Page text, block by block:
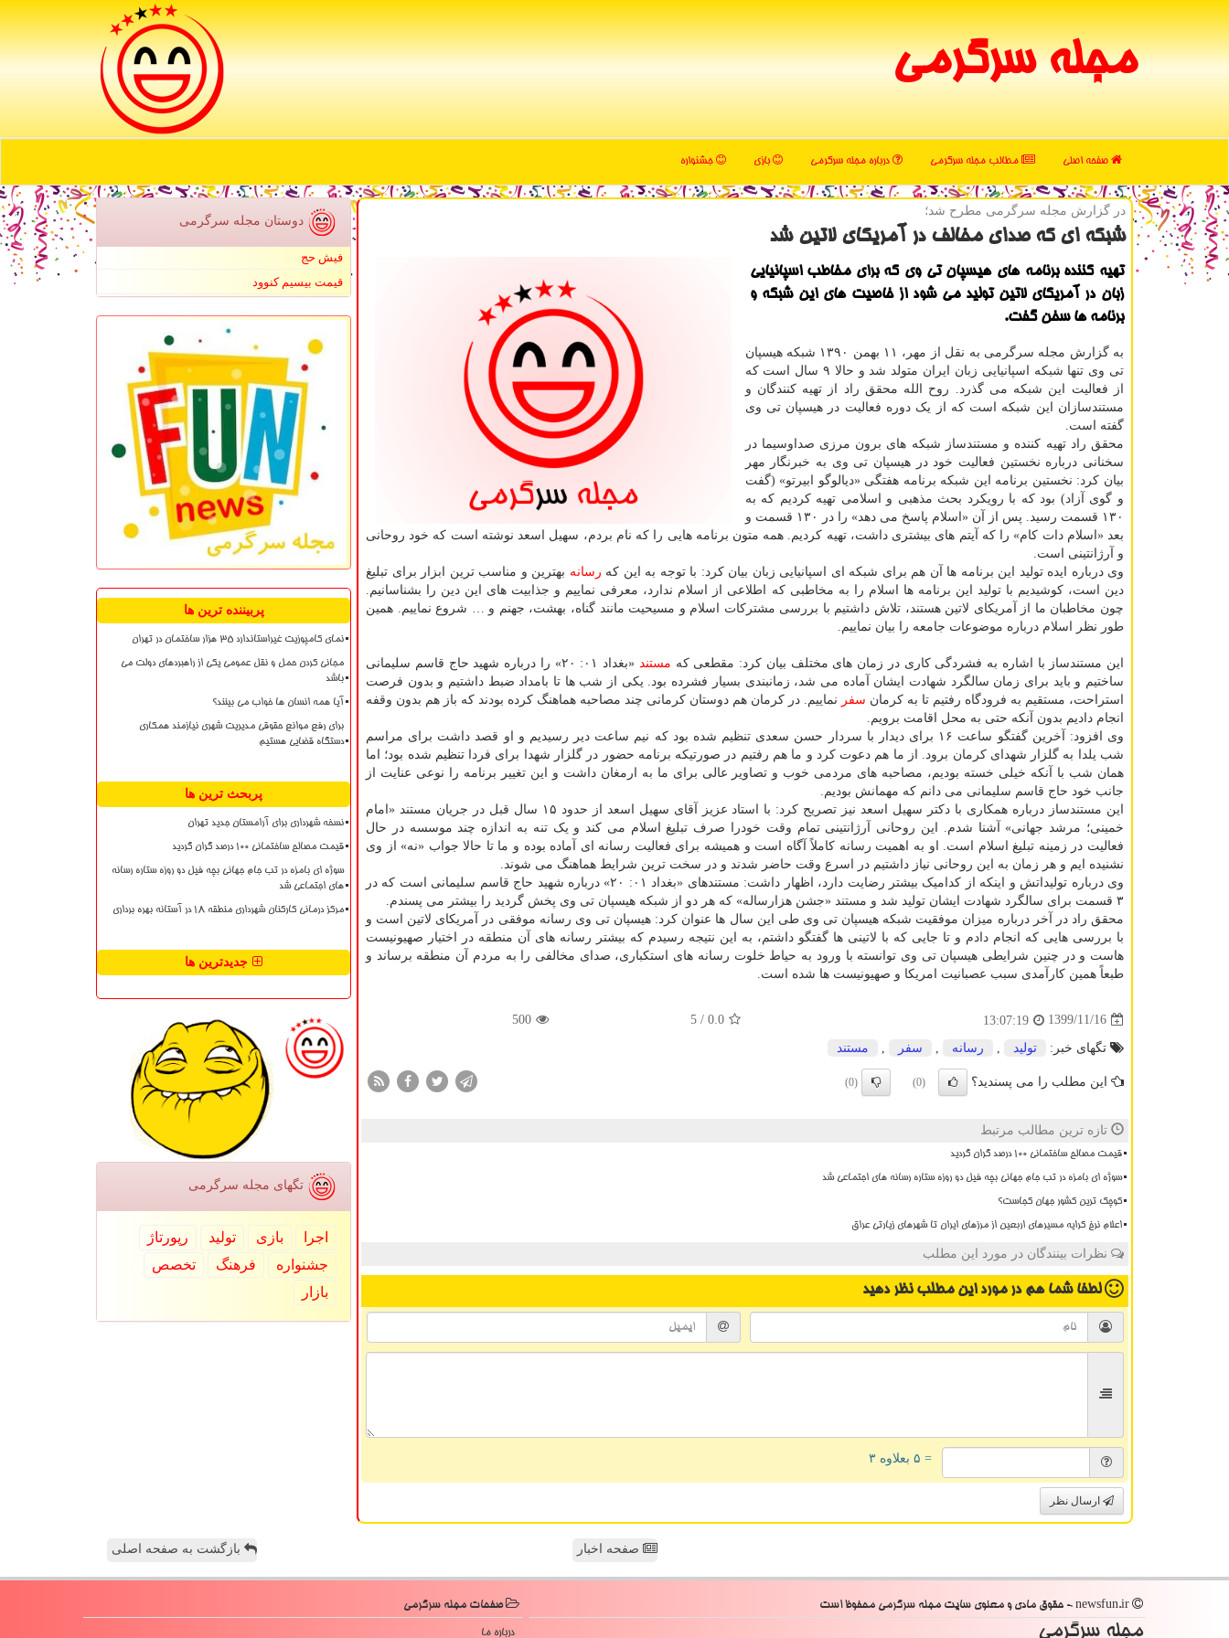
مجله سرگرمی
صفحه اصلی مطالب مجله سرگرمی درباره مجله سرگرمی بازی جشنواره
در گزارش مجله سرگرمی مطرح شد؛
شبكه ای كه صدای مخالف در آمریكای لاتین شد
تهیه کننده برنامه های هیسپان تی وی که برای مخاطب اسپانیایی
زبان در آمریکای لاتین تولید می شود از خاصیت های این شبکه و
برنامه ها سخن گفت.
به گزارش مجله سرگرمی به نقل از مهر، ۱۱ بهمن ۱۳۹۰ شبکه هیسپان
تی وی تنها شبکه اسپانیایی زبان ایران متولد شد و حالا ۹ سال است که
از فعالیت این شبکه می گذرد. روح الله محقق راد از تهیه کنندگان و
مستندسازان این شبکه است که از یک دوره فعالیت در هیسپان تی وی
گفته است.
محقق راد تهیه کننده و مستندساز شبکه های برون مرزی صداوسیما در
سخنانی درباره نخستین فعالیت خود در هیسپان تی وی به خبرنگار مهر
بیان کرد: نخستین برنامه این شبکه برنامه هفتگی «دیالوگو ابیرتو» (گفت
و گوی آزاد) بود که با رویکرد بحث مذهبی و اسلامی تهیه کردیم که به
۱۳۰ قسمت رسید. پس از آن «اسلام پاسخ می دهد» را در ۱۳۰ قسمت و
بعد «اسلام دات کام» را که آیتم های بیشتری داشت، تهیه کردیم. همه متون برنامه هایی را که نام بردم، سهیل اسعد نوشته است که خود روحانی
و آرژانتینی است.
وی درباره ایده تولید این برنامه ها آن هم برای شبکه ای اسپانیایی زبان بیان کرد: با توجه به این که رسانه بهترین و مناسب ترین ابزار برای تبلیغ
دین است، کوشیدیم با تولید این برنامه ها اسلام را به مخاطبی که اطلاعی از اسلام ندارد، معرفی نماییم و جذابیت های این دین را بشناسانیم.
چون مخاطبان ما از آمریکای لاتین هستند، تلاش داشتیم با بررسی مشترکات اسلام و مسیحیت مانند گناه، بهشت، جهنم و … شروع نماییم. همین
طور نظر اسلام درباره موضوعات جامعه را بیان نماییم.
این مستندساز با اشاره به فشردگی کاری در زمان های مختلف بیان کرد: مقطعی که مستند
«بغداد ۰۱: ۲۰» را درباره شهید حاج قاسم سلیمانی
ساختیم و باید برای زمان سالگرد شهادت ایشان آماده می شد، زمانبندی بسیار فشرده بود. یکی از شب ها تا بامداد ضبط داشتیم و بدون فرصت
استراحت، مستقیم به فرودگاه رفتیم تا به کرمان سفر نماییم. در کرمان هم دوستان کرمانی چند مصاحبه هماهنگ کرده بودند که باز هم بدون وقفه
انجام دادیم بدون آنکه حتی به محل اقامت برویم.
وی افزود: آخرین گفتگو ساعت ۱۶ برای دیدار با سردار حسن سعدی تنظیم شده بود که نیم ساعت دیر رسیدیم و او قصد داشت برای مراسم
شب یلدا به گلزار شهدای کرمان برود. از ما هم دعوت کرد و ما هم رفتیم در صورتیکه برنامه حضور در گلزار شهدا برای فردا تنظیم شده بود؛ اما
همان شب با آنکه خیلی خسته بودیم، مصاحبه های مردمی خوب و تصاویر عالی برای ما به ارمغان داشت و این تغییر برنامه را نوعی عنایت از
جانب خود حاج قاسم سلیمانی می دانم که مهمانش بودیم.
این مستندساز درباره همکاری با دکتر سهیل اسعد نیز تصریح کرد: با استاد عزیز آقای سهیل اسعد از حدود ۱۵ سال قبل در جریان مستند «امام
خمینی؛ مرشد جهانی» آشنا شدم. این روحانی آرژانتینی تمام وقت خودرا صرف تبلیغ اسلام می کند و یک تنه به اندازه چند موسسه در حال
فعالیت در زمینه تبلیغ اسلام است. او به اهمیت رسانه کاملاً آگاه است و همیشه برای فعالیت رسانه ای آماده بوده و ما تا حالا جواب «نه» از وی
نشنیده ایم و هر زمان به این روحانی نیاز داشتیم در اسرع وقت حاضر شدند و در سخت ترین شرایط هماهنگ می شوند.
وی درباره تولیداتش و اینکه از کدامیک بیشتر رضایت دارد، اظهار داشت: مستندهای «بغداد ۰۱: ۲۰» درباره شهید حاج قاسم سلیمانی است که در
۳ قسمت برای سالگرد شهادت ایشان تولید شد و مستند «جشن هزارساله» که هر دو از شبکه هیسپان تی وی پخش گردید را بیشتر می پسندم.
محقق راد در آخر درباره میزان موفقیت شبکه هیسپان تی وی طی این سال ها عنوان کرد: هیسپان تی وی رسانه موفقی در آمریکای لاتین است و
با بررسی هایی که انجام دادم و تا جایی که با لاتینی ها گفتگو داشتم، به این نتیجه رسیدم که بیشتر رسانه های آن منطقه در اختیار صهیونیست
هاست و در چنین شرایطی هیسپان تی وی توانسته با ورود به حیاط خلوت رسانه های استکباری، صدای مخالفی را به مردم آن منطقه برساند و
طبعاً همین کارآمدی سبب عصبانیت امریکا و صهیونیست ها شده است.
1399/11/16
13:07:19
0.0
/ 5
500
تگهای خبر: تولید رسانه سفر مستند
این مطلب را می پسندید؟ (0)
(0)
تازه ترین مطالب مرتبط
قیمت مصالح ساختمانی ۱۰۰ درصد گران گردید
سوژه ای بامزه در تب جام جهانی بچه فیل دو روزه ستاره رسانه های اجتماعی شد
کوچک ترین کشور جهان کجاست؟
اعلام نرخ کرایه مسیرهای اربعین از مرزهای ایران تا شهرهای زیارتی عراق
نظرات بینندگان در مورد این مطلب
لطفا شما همدر مورد این مطلب نظر دهید
= ۵ بعلاوه ۳
ارسال نظر
دوستان مجله سرگرمی
فیش حج
قیمت بیسیم کنوود
پربیننده ترین ها
نمای کامپوزیت غیراستاندارد ۳۵ هزار ساختمان در تهران
مجانی کردن حمل و نقل عمومی یکی از راهبردهای دولت می
باشد
آیا همه انسان ها خواب می بینند؟
برای رفع موانع حقوقی مدیریت شهری نیازمند همکاری
دستگاه قضایی هستیم
پربحث ترین ها
نسخه شهرداری برای آرامستان جدید تهران
قیمت مصالح ساختمانی ۱۰۰ درصد گران گردید
سوژه ای بامزه در تب جام جهانی بچه فیل دو روزه ستاره رسانه
های اجتماعی شد
مرکز درمانی کارکنان شهرداری منطقه ۱۸ در آستانه بهره برداری
جدیدترین ها
تگهای مجله سرگرمی
اجرا بازی تولید
رپورتاژ
جشنواره
فرهنگ
تخصص
بازار
صفحه اخبار بازگشت به صفحه اصلی
مجله سرگرمی
صفحات مجله سرگرمی
درباره ما